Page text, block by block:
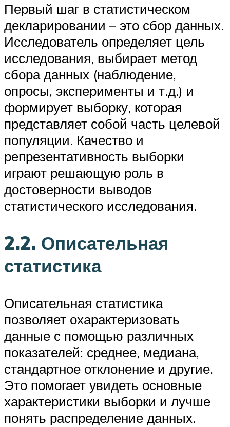
Первый шаг в статистическом
декларировании – это сбор данных.
Исследователь определяет цель
исследования, выбирает метод
сбора данных (наблюдение,
опросы, эксперименты и т.д.) и
формирует выборку, которая
представляет собой часть целевой
популяции. Качество и
репрезентативность выборки
играют решающую роль в
достоверности выводов
статистического исследования.
2.2. Описательная
статистика
Описательная статистика
позволяет охарактеризовать
данные с помощью различных
показателей: среднее, медиана,
стандартное отклонение и другие.
Это помогает увидеть основные
характеристики выборки и лучше
понять распределение данных.